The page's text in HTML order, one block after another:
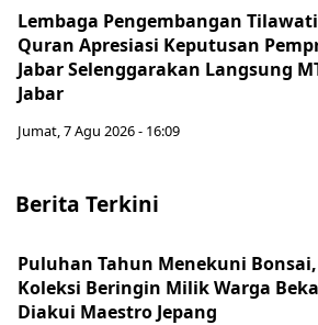
Lembaga Pengembangan
Quran Apresiasi Keputusan
Jabar Selenggarakan Langsung
Jabar
Jumat, 7 Agu 2026 - 16:09
Berita Terkini
Puluhan Tahun Menekuni Bonsai,
Koleksi Beringin Milik Warga
Diakui Maestro Jepang